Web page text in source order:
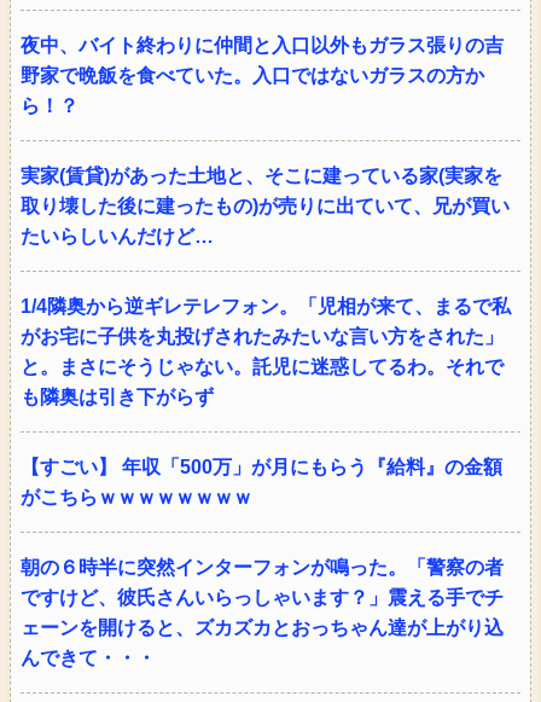
夜中、バイト終わりに仲間と入口以外もガラス張りの吉
野家で晩飯を食べていた。入口ではないガラスの方か
ら！？
実家(賃貸)があった土地と、そこに建っている家(実家を
取り壊した後に建ったもの)が売りに出ていて、兄が買い
たいらしいんだけど…
1/4隣奥から逆ギレテレフォン。「児相が来て、まるで私
がお宅に子供を丸投げされたみたいな言い方をされた」
と。まさにそうじゃない。託児に迷惑してるわ。それで
も隣奥は引き下がらず
【すごい】 年収「500万」が月にもらう『給料』の金額
がこちらｗｗｗｗｗｗｗｗ
朝の６時半に突然インターフォンが鳴った。「警察の者
ですけど、彼氏さんいらっしゃいます？」震える手でチ
ェーンを開けると、ズカズカとおっちゃん達が上がり込
んできて・・・